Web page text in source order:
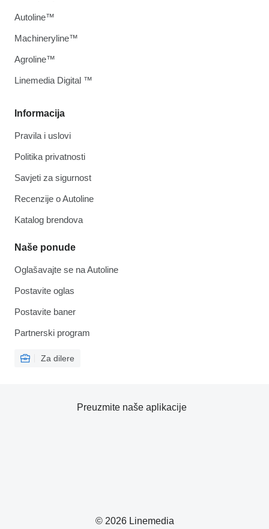
Informacija
Pravila i uslovi
Politika privatnosti
Savjeti za sigurnost
Recenzije o Autoline
Katalog brendova
Naše ponude
Oglašavajte se na Autoline
Postavite oglas
Postavite baner
Partnerski program
Za dilere
Autoline™
Machineryline™
Agroline™
Linemedia Digital ™
© 2026 Linemedia
Preuzmite naše aplikacije